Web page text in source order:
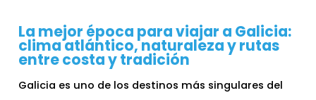
La mejor época para viajar a Galicia:
clima atlántico, naturaleza y rutas
entre costa y tradición
Galicia es uno de los destinos más singulares del